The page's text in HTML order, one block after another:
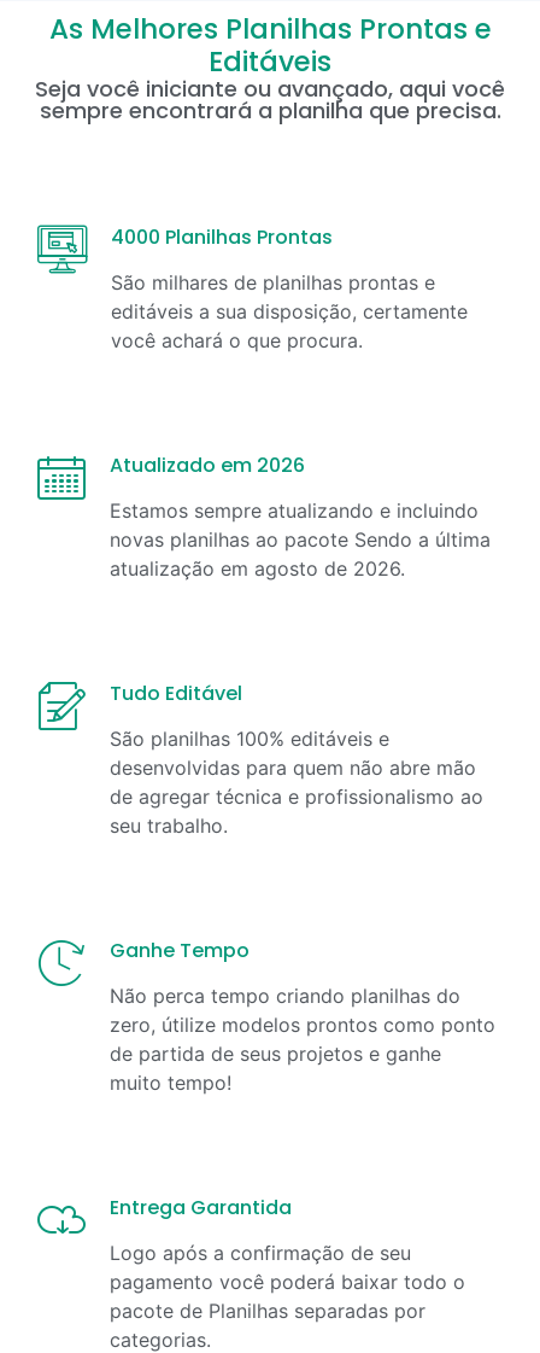
As Melhores Planilhas Prontas e
Editáveis
Seja você iniciante ou avançado, aqui você
sempre encontrará a planilha que precisa.
4000 Planilhas Prontas
São milhares de planilhas prontas e
editáveis a sua disposição, certamente
você achará o que procura.
Atualizado em 2026
Estamos sempre atualizando e incluindo
novas planilhas ao pacote Sendo a última
atualização em agosto de 2026.
Tudo Editável
São planilhas 100% editáveis e
desenvolvidas para quem não abre mão
de agregar técnica e profissionalismo ao
seu trabalho.
Ganhe Tempo
Não perca tempo criando planilhas do
zero, útilize modelos prontos como ponto
de partida de seus projetos e ganhe
muito tempo!
Entrega Garantida
Logo após a confirmação de seu
pagamento você poderá baixar todo o
pacote de Planilhas separadas por
categorias.